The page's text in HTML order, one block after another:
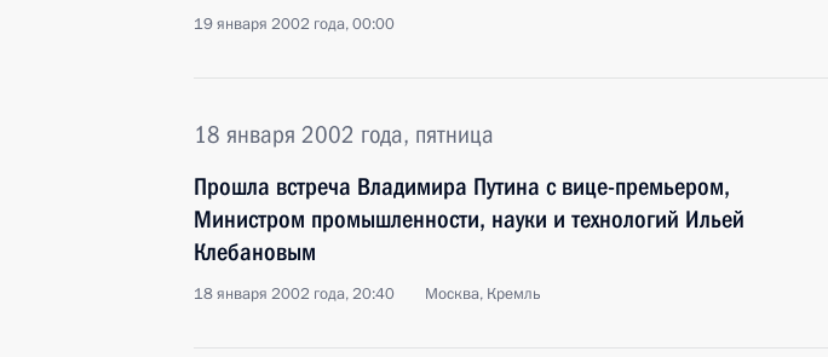
19 января 2002 года, 00:00
18 января 2002 года, пятница
Прошла встреча Владимира Путина с вице-премьером,
Министром промышленности, науки и технологий Ильей
Клебановым
18 января 2002 года, 20:40 Москва, Кремль